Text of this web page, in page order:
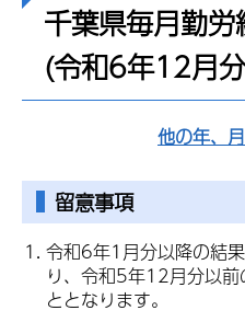
千葉県毎月勤
(令和6年12月
他の年、
留意事項
令和6年1月分以降の結
り、令和5年12月分以
ととなります。